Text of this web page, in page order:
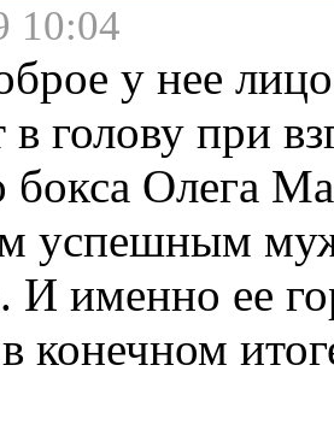
10:04
у нее
голову при
Олега
успешным
именно ее
конечном